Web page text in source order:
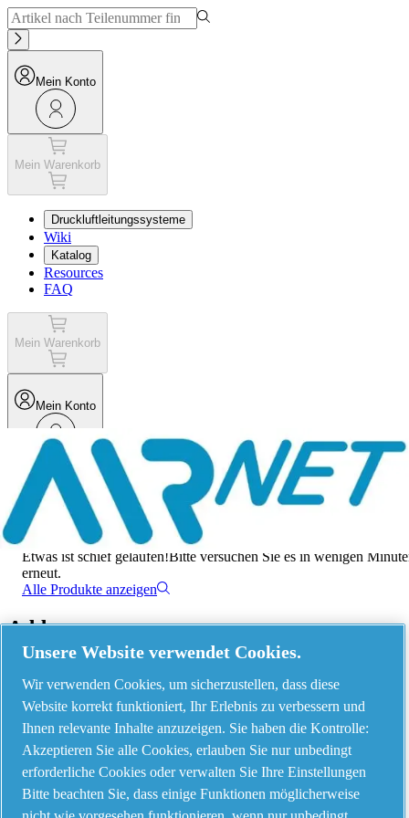
Mein Konto
Mein Warenkorb
Druckluftleitungssysteme
Wiki
Katalog
Resources
FAQ
Mein Warenkorb
Mein Konto
Menü
Es ist ein Fehler aufgetreten
Etwas ist schief gelaufen!Bitte versuchen Sie es in wenigen
erneut.
Alle Produkte anzeigen
Address
Via Selva Maiolo, 5/7 - 36075, Montecchio Maggiore, Vicenza Italy
Contact us
Unsere Website verwendet Cookies.
Wir verwenden Cookies, um sicherzustellen, dass diese
Website korrekt funktioniert, Ihr Erlebnis zu verbessern und
Ihnen relevante Inhalte anzuzeigen. Sie haben die Kontrolle:
Akzeptieren Sie alle Cookies, erlauben Sie nur unbedingt
erforderliche Cookies oder verwalten Sie Ihre Einstellungen
Bitte beachten Sie, dass einige Funktionen möglicherweise